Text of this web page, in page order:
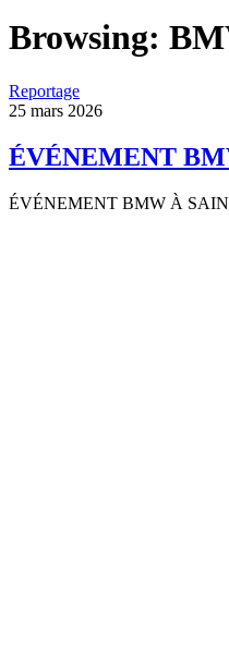
Browsing:
Reportage
25 mars 2026
ÉVÉNEMENT
ÉVÉNEMENT BMW À